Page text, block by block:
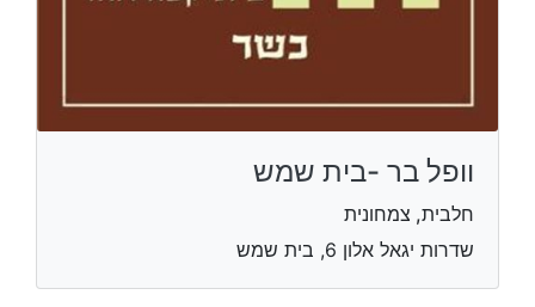
וופל בר -בית שמש
חלבית, צמחונית
שדרות יגאל אלון 6, בית שמש